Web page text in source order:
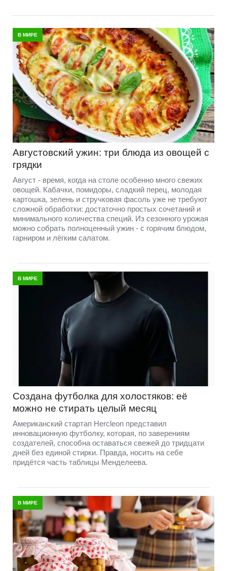
В МИРЕ
Августовский ужин: три блюда из овощей с
грядки
Август - время, когда на столе особенно много свежих
овощей. Кабачки, помидоры, сладкий перец, молодая
картошка, зелень и стручковая фасоль уже не требуют
сложной обработки: достаточно простых сочетаний и
минимального количества специй. Из сезонного урожая
можно собрать полноценный ужин - с горячим блюдом,
гарниром и лёгким салатом.
В МИРЕ
Создана футболка для холостяков: её
можно не стирать целый месяц
Американский стартап Hercleon представил
инновационную футболку, которая, по заверениям
создателей, способна оставаться свежей до тридцати
дней без единой стирки. Правда, носить на себе
придётся часть таблицы Менделеева.
В МИРЕ